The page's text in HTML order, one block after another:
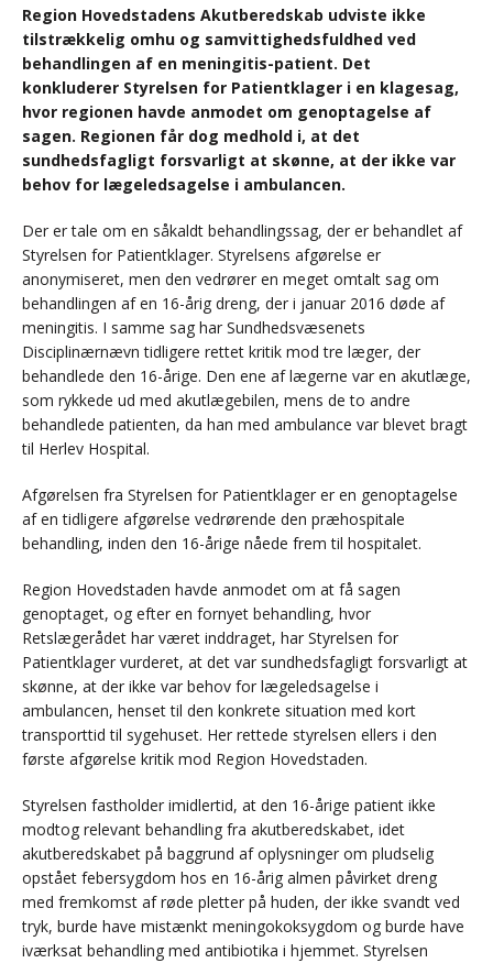
Region Hovedstadens Akutberedskab udviste ikke
tilstrækkelig omhu og samvittighedsfuldhed ved
behandlingen af en meningitis-patient. Det
konkluderer Styrelsen for Patientklager i en klagesag,
hvor regionen havde anmodet om genoptagelse af
sagen. Regionen får dog medhold i, at det
sundhedsfagligt forsvarligt at skønne, at der ikke var
behov for lægeledsagelse i ambulancen.
Der er tale om en såkaldt behandlingssag, der er behandlet af
Styrelsen for Patientklager. Styrelsens afgørelse er
anonymiseret, men den vedrører en meget omtalt sag om
behandlingen af en 16-årig dreng, der i januar 2016 døde af
meningitis. I samme sag har Sundhedsvæsenets
Disciplinærnævn tidligere rettet kritik mod tre læger, der
behandlede den 16-årige. Den ene af lægerne var en akutlæge,
som rykkede ud med akutlægebilen, mens de to andre
behandlede patienten, da han med ambulance var blevet bragt
til Herlev Hospital.
Afgørelsen fra Styrelsen for Patientklager er en genoptagelse
af en tidligere afgørelse vedrørende den præhospitale
behandling, inden den 16-årige nåede frem til hospitalet.
Region Hovedstaden havde anmodet om at få sagen
genoptaget, og efter en fornyet behandling, hvor
Retslægerådet har været inddraget, har Styrelsen for
Patientklager vurderet, at det var sundhedsfagligt forsvarligt at
skønne, at der ikke var behov for lægeledsagelse i
ambulancen, henset til den konkrete situation med kort
transporttid til sygehuset. Her rettede styrelsen ellers i den
første afgørelse kritik mod Region Hovedstaden.
Styrelsen fastholder imidlertid, at den 16-årige patient ikke
modtog relevant behandling fra akutberedskabet, idet
akutberedskabet på baggrund af oplysninger om pludselig
opstået febersygdom hos en 16-årig almen påvirket dreng
med fremkomst af røde pletter på huden, der ikke svandt ved
tryk, burde have mistænkt meningokoksygdom og burde have
iværksat behandling med antibiotika i hjemmet. Styrelsen